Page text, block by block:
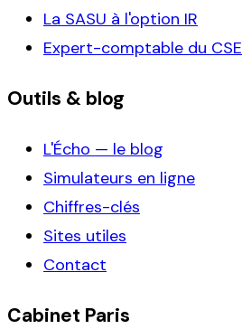
La SASU à l'option IR
Expert-comptable du CSE
Outils & blog
L'Écho — le blog
Simulateurs en ligne
Chiffres-clés
Sites utiles
Contact
Cabinet Paris